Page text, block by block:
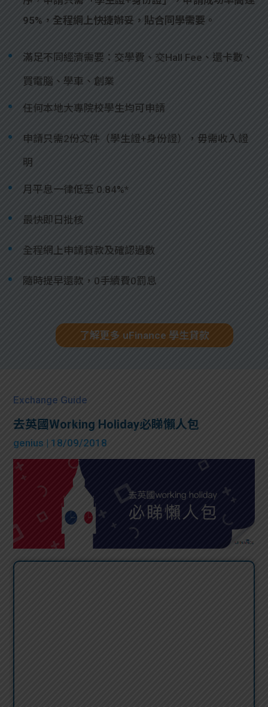
95%，全程網上快捷辦妥，貼合同學需要。
滿足不同經濟需要：交學費、交Hall Fee、還卡數、
買電腦、學車、創業
任何本地大專院校學生均可申請
申請只需2份文件（學生證+身份證），毋需收入證
明
月平息一律低至 0.84%*
最快即日批核
全程網上申請貸款及確認過數
隨時提早還款，0手續費0罰息
了解更多 uFinance 學生貸款
Exchange Guide
去英國Working Holiday必睇懶人包
genius | 18/09/2018